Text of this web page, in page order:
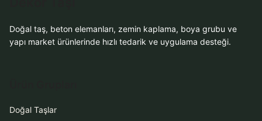
Doğal taş, beton elemanları, zemin kaplama, boya grubu ve
yapı market ürünlerinde hızlı tedarik ve uygulama desteği.
Doğal Taşlar